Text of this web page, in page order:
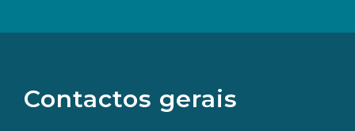
Contactos gerais
redes
sociais